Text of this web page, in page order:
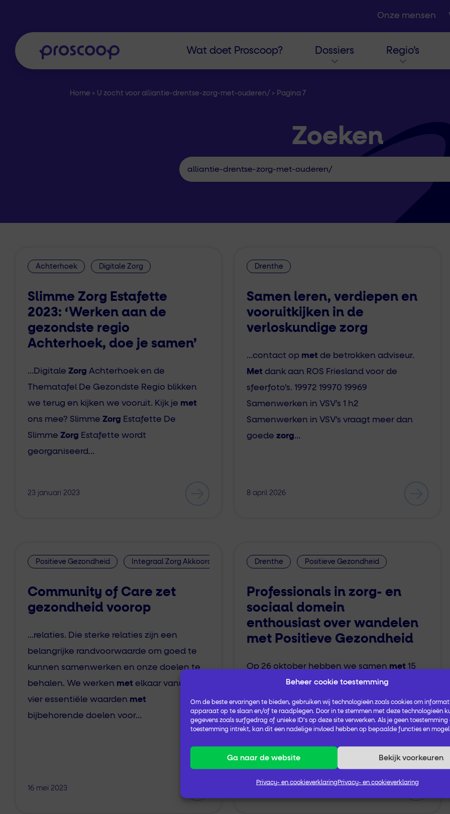
Beheer cookie toestemming
Om de beste ervaringen te bieden, gebruiken wij technologieën zoals cookies om
apparaat op te slaan en/of te raadplegen. Door in te stemmen met deze technologieën
gegevens zoals surfgedrag of unieke ID's op deze site verwerken. Als je geen
toestemming intrekt, kan dit een nadelige invloed hebben op bepaalde functies en
Ga naar de website Bekijk voorkeuren
Privacy- en cookieverklaring Privacy- en cookieverklaring
Onze mensen
Wat doet Proscoop? Dossiers Regio’s
Home > U zocht voor alliantie-drentse-zorg-met-ouderen/ > Pagina 7
Zoeken
Achterhoek Digitale Zorg
Slimme Zorg Estafette
2023: ‘Werken aan de
gezondste regio
Achterhoek, doe je samen’
…Digitale Zorg Achterhoek en de
Thematafel De Gezondste Regio blikken
we terug en kijken we vooruit. Kijk je met
ons mee? Slimme Zorg Estafette De
Slimme Zorg Estafette wordt
georganiseerd…
23 januari 2023
Drenthe
Samen leren, verdiepen en
vooruitkijken in de
verloskundige zorg
…contact op met de betrokken adviseur.
Met dank aan ROS Friesland voor de
sfeerfoto’s. 19972 19970 19969
Samenwerken in VSV’s 1 h2
Samenwerken in VSV’s vraagt meer dan
goede zorg…
8 april 2026
Positieve Gezondheid Integraal Zorg Akkoord
Community of Care zet
gezondheid voorop
…relaties. Die sterke relaties zijn een
belangrijke randvoorwaarde om goed te
kunnen samenwerken en onze doelen te
behalen. We werken met elkaar vanuit
vier essentiële waarden met
bijbehorende doelen voor…
16 mei 2023
Drenthe Positieve Gezondheid
Professionals in zorg- en
sociaal domein
enthousiast over wandelen
met Positieve Gezondheid
Op 26 oktober hebben we samen met 15
enthousiastelingen die méér
willenmet Positieve Gezondheid
gewandeld in het mooie Dwingelderveld.
Tijdens de wandeling gingen wemet
elkaar in gesprek…
24 november 2022